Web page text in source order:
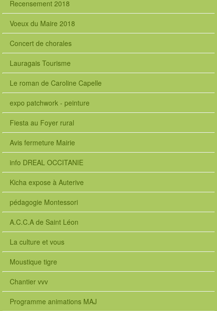
Recensement 2018
Voeux du Maire 2018
Concert de chorales
Lauragais Tourisme
Le roman de Caroline Capelle
expo patchwork - peinture
Fiesta au Foyer rural
Avis fermeture Mairie
info DREAL OCCITANIE
Kicha expose à Auterive
pédagogie Montessori
A.C.C.A de Saint Léon
La culture et vous
Moustique tigre
Chantier vvv
Programme animations MAJ